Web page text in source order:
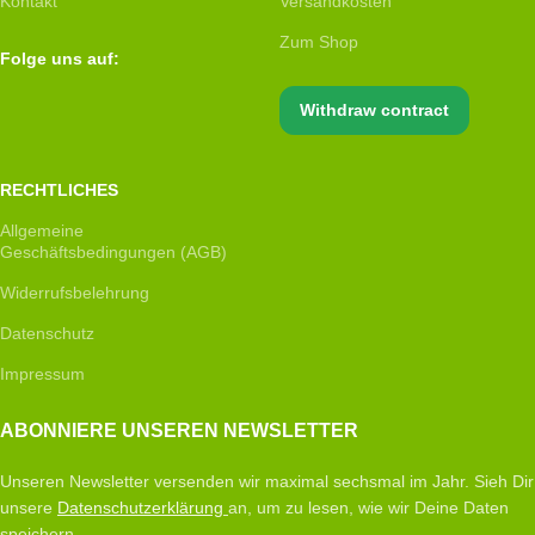
Folge uns auf:
Zum Shop
Withdraw contract
RECHTLICHES
Allgemeine
Geschäftsbedingungen (AGB)
Widerrufsbelehrung
Datenschutz
Impressum
ABONNIERE UNSEREN NEWSLETTER
Unseren Newsletter versenden wir maximal sechsmal im Jahr. Sieh Dir
unsere Datenschutzerklärung an, um zu lesen, wie wir Deine Daten